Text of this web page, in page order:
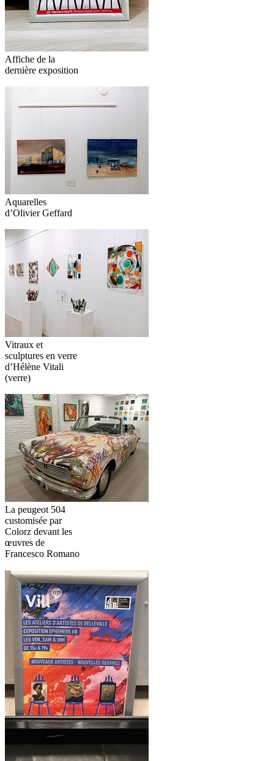
Affiche de la
dernière exposition
Aquarelles
d’Olivier Geffard
Vitraux et
sculptures en verre
d’Hélène Vitali
(verre)
La peugeot 504
customisée par
Colorz devant les
œuvres de
Francesco Romano